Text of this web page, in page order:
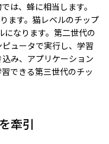
は、蜂に相当します。
ます。猫レベルのチップ
なります。第二世代の
ュータで実行し、学習
み、アプリケーション
できる第三世代のチッ
牽引